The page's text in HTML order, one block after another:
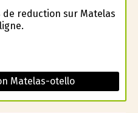
de reduction sur Matelas
Matelas-otello